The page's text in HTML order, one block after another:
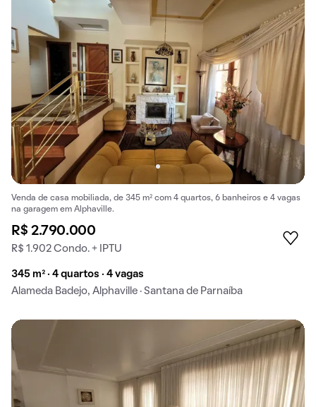
Venda de casa mobiliada, de 345 m² com 4 quartos, 6 banheiros e 4 vagas
na garagem em Alphaville.
R$ 2.790.000
R$ 1.902 Condo. + IPTU
345 m² · 4 quartos · 4 vagas
Alameda Badejo, Alphaville · Santana de Parnaíba